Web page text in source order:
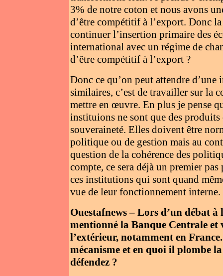
3% de notre coton et nous avons
d’être compétitif à l’export. Donc
continuer l’insertion primaire des
international avec un régime de
d’être compétitif à l’export ?
Donc ce qu’on peut attendre
similaires, c’est de travailler sur la
mettre en œuvre. En plus je pense
instituions ne sont que des
souveraineté. Elles doivent être
politique ou de gestion mais au
question de la cohérence des
compte, ce sera déjà un premier
ces institutions qui sont quand
vue de leur fonctionnement interne.
Ouestafnews – Lors d’un débat à
mentionné la Banque Centrale et
l’extérieur, notamment en
mécanisme et en quoi il plombe
défendez ?